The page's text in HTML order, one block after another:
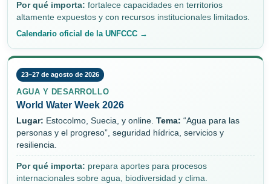
Por qué importa: fortalece capacidades en territorios
altamente expuestos y con recursos institucionales limitados.
Calendario oficial de la UNFCCC →
23–27 de agosto de 2026
AGUA Y DESARROLLO
World Water Week 2026
Lugar: Estocolmo, Suecia, y online. Tema: “Agua para las
personas y el progreso”, seguridad hídrica, servicios y
resiliencia.
Por qué importa: prepara aportes para procesos
internacionales sobre agua, biodiversidad y clima.